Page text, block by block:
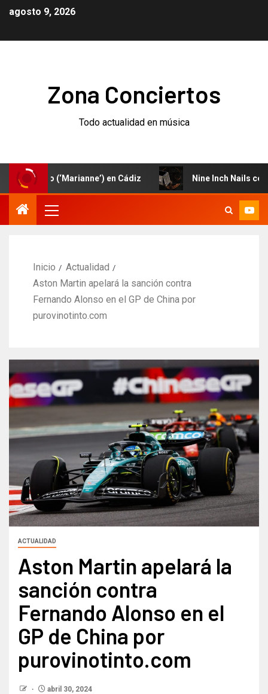
agosto 9, 2026
Zona Conciertos
Todo actualidad en música
(‘Marianne’) en Cádiz Nine Inch Nails celebran
Inicio
Actualidad
Aston Martin apelará la sanción contra
Fernando Alonso en el GP de China por
purovinotinto.com
ACTUALIDAD
Aston Martin apelará la
sanción contra
Fernando Alonso en el
GP de China por
purovinotinto.com
abril 30, 2024